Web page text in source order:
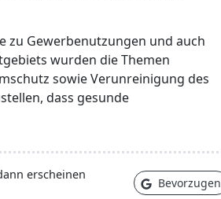
zu Gewerbenutzungen und auch
wurden die Themen
sowie Verunreinigung des
dass gesunde
erscheinen
Bevorzugen